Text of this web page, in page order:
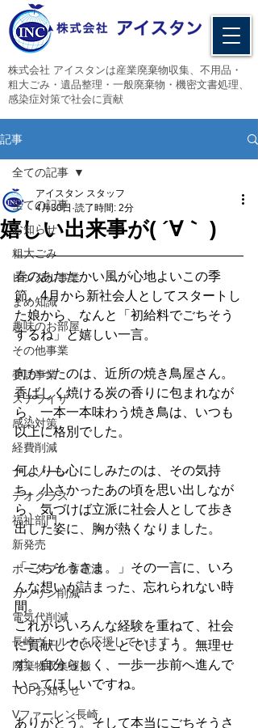
​株式会社 アイスタンは産業廃棄物収集、不用品・
粗大ごみ・遺品整理・一般廃棄物・機密文書処理、
感染症対策で社会に貢献
記事
全ての記事
お知らせ
粗大ごみ
レンタル事業
まめ知識
趣味のお部屋
その他事業
委託事業
ステライザ
感染対策
経費削減
ナノゾーン
デオグラス
福祉部門
新発売
ポータブル蓄電池
ガソリン削減
電気代削減
長崎ヴェルカを応援しています！
廃棄物収集運搬
TOPお知らせ
Vファーレン長崎
全ての記事
嬉しい出来事が( ´∀｀ )
アイスタン スタッフ
4月30日 読了時間: 2分
春のあたたかい風が心地よいこの季
節。4月から新社会人としてスタートし
た娘から、なんと「初給料でごちそう
するね」と嬉しい一言。
向かったのは、近所の焼き鳥屋さん。
香ばしく焼ける炭の香りに包まれなが
ら、一本一本味わう焼き鳥は、いつも
以上に格別でした。
何よりも心にしみたのは、その気持
ち。小さかったあの頃を思い出しなが
ら、気づけば立派に社会人として歩き
出した姿に、胸が熱くなりました。
「ごちそうさま。」その一言に、いろ
んな想いが詰まった、忘れられない時
間。
これからいろんな経験を重ねて、社会
に貢献していくことでしょう。無理せ
ず、自分らしく、一歩一歩前へ進んで
いってほしいですね。
ありがとう。そして本当にごちそうさ